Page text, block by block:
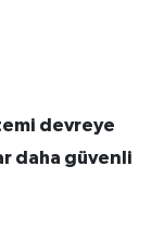
devreye
daha güvenli